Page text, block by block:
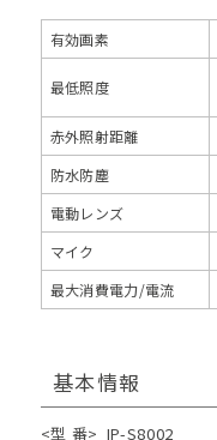
有効画素
最低照度
赤外照射距離
防水防塵
電動レンズ
マイク
最大消費電力/電流
基本情報
<型 番> IP-S8002